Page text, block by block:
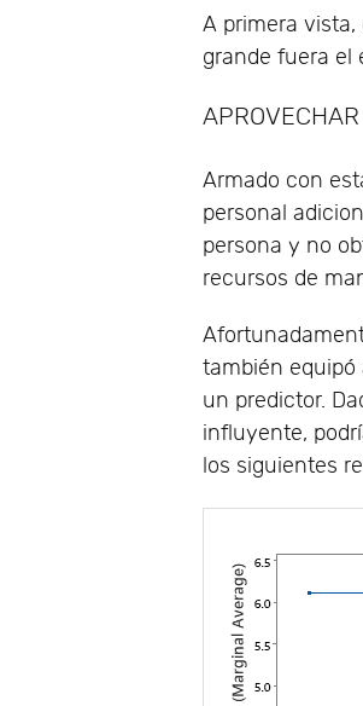
A primera
grande fuera el
Armado con
personal
persona y no
recursos de
también equipó
un predictor.
influyente,
los siguientes